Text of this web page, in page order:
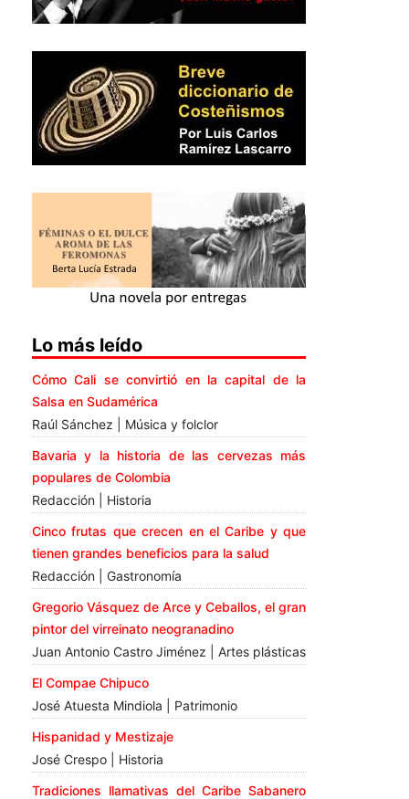
Lo más leído
Cómo Cali se convirtió en la capital de la
Salsa en Sudamérica
Raúl Sánchez | Música y folclor
Bavaria y la historia de las cervezas más
populares de Colombia
Redacción | Historia
Cinco frutas que crecen en el Caribe y que
tienen grandes beneficios para la salud
Redacción | Gastronomía
Gregorio Vásquez de Arce y Ceballos, el gran
pintor del virreinato neogranadino
Juan Antonio Castro Jiménez | Artes plásticas
El Compae Chipuco
José Atuesta Mindiola | Patrimonio
Hispanidad y Mestizaje
José Crespo | Historia
Tradiciones llamativas del Caribe Sabanero